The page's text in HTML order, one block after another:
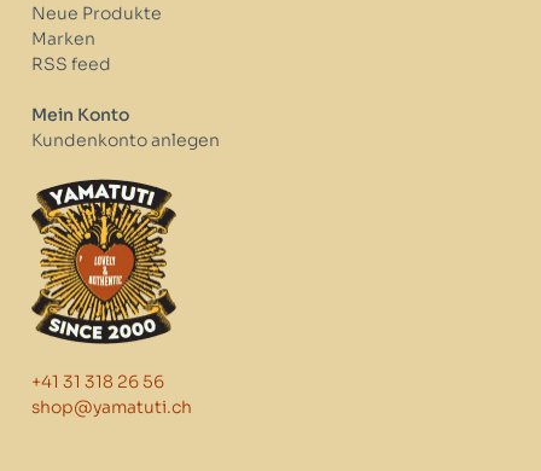
Neue Produkte
Marken
RSS feed
Mein Konto
Kundenkonto anlegen
+41 31 318 26 56
shop@yamatuti.ch